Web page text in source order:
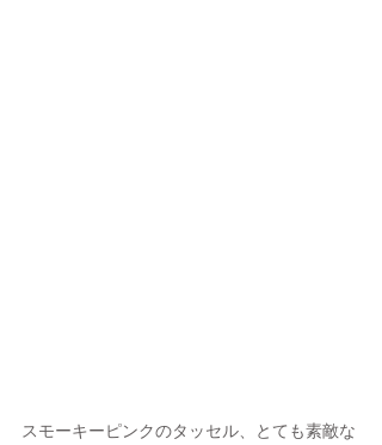
スモーキーピンクのタッセル、とても素敵な